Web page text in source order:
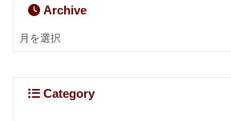
Archive
Category